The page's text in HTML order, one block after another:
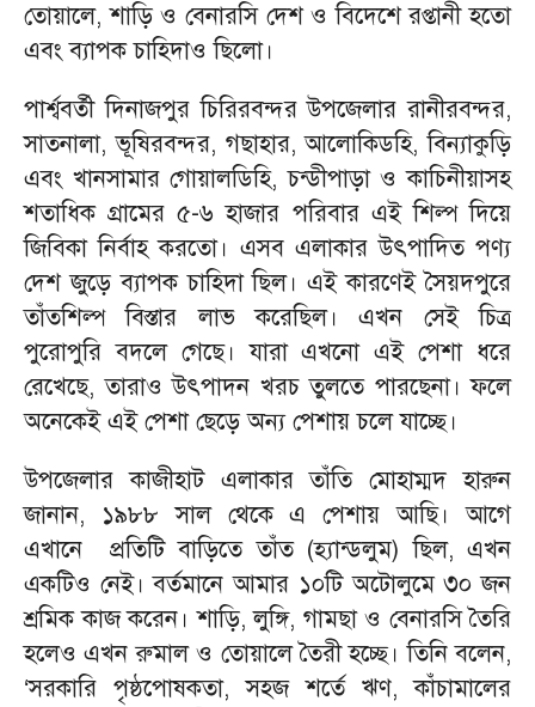
তোয়ালে, শাড়ি ও বেনারসি দেশ ও বিদেশে রপ্তানী হতো
এবং ব্যাপক চাহিদাও ছিলো।
পার্শ্ববর্তী দিনাজপুর চিরিরবন্দর উপজেলার রানীরবন্দর,
সাতনালা, ভূষিরবন্দর, গছাহার, আলোকিডহি, বিন্যাকুড়ি
এবং খানসামার গোয়ালডিহি, চন্ডীপাড়া ও কাচিনীয়াসহ
শতাধিক গ্রামের ৫-৬ হাজার পরিবার এই শিল্প দিয়ে
জিবিকা নির্বাহ করতো। এসব এলাকার উৎপাদিত পণ্য
দেশ জুড়ে ব্যাপক চাহিদা ছিল। এই কারণেই সৈয়দপুরে
তাঁতশিল্প বিস্তার লাভ করেছিল। এখন সেই চিত্র
পুরোপুরি বদলে গেছে। যারা এখনো এই পেশা ধরে
রেখেছে, তারাও উৎপাদন খরচ তুলতে পারছেনা। ফলে
অনেকেই এই পেশা ছেড়ে অন্য পেশায় চলে যাচ্ছে।
উপজেলার কাজীহাট এলাকার তাঁতি মোহাম্মদ হারুন
জানান, ১৯৮৮ সাল থেকে এ পেশায় আছি। আগে
এখানে প্রতিটি বাড়িতে তাঁত (হ্যান্ডলুম) ছিল, এখন
একটিও নেই। বর্তমানে আমার ১০টি অটোলুমে ৩০ জন
শ্রমিক কাজ করেন। শাড়ি, লুঙ্গি, গামছা ও বেনারসি তৈরি
হলেও এখন রুমাল ও তোয়ালে তৈরী হচ্ছে। তিনি বলেন,
‘সরকারি পৃষ্ঠপোষকতা, সহজ শর্তে ঋণ, কাঁচামালের